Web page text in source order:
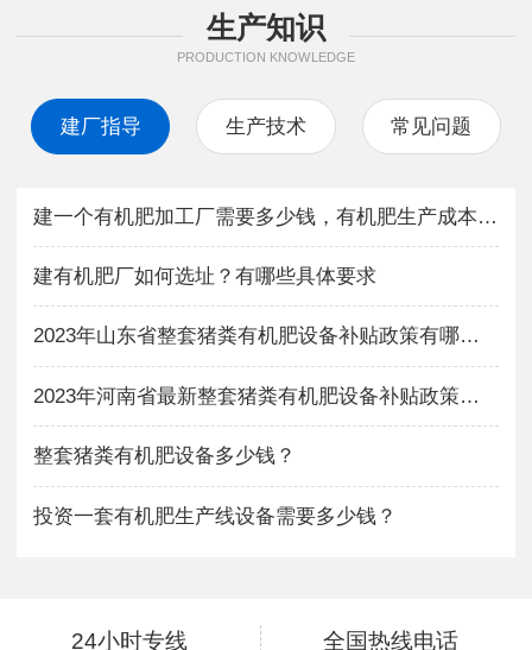
生产知识
PRODUCTION KNOWLEDGE
建厂指导 生产技术 常见问题
建一个有机肥加工厂需要多少钱，有机肥生产成本与利润如何？
建有机肥厂如何选址？有哪些具体要求
2023年山东省整套猪粪有机肥设备补贴政策有哪些？
2023年河南省最新整套猪粪有机肥设备补贴政策有哪些？
整套猪粪有机肥设备多少钱？
投资一套有机肥生产线设备需要多少钱？
24小时专线 全国热线电话